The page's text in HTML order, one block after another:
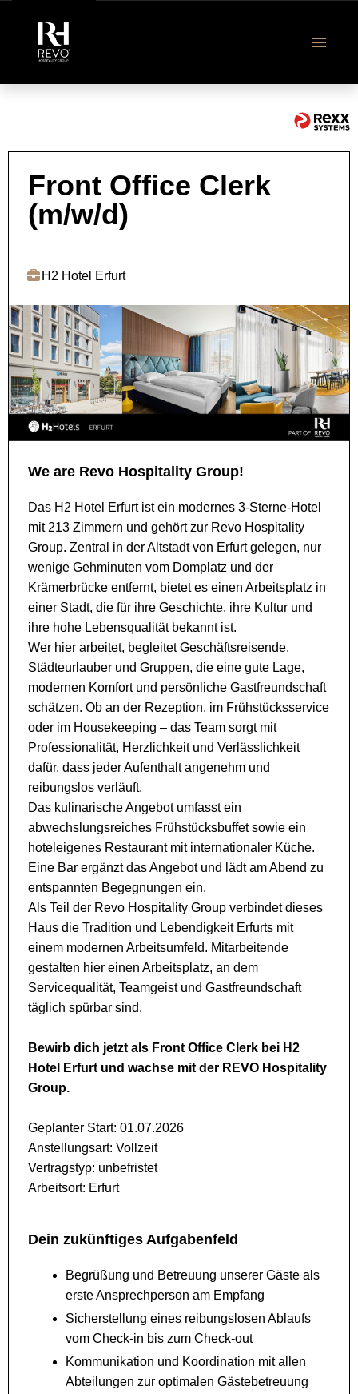
Revo Jobangebote
Ausbildung & Studium
FAQ
Front Office Clerk
(m/w/d)
H2 Hotel Erfurt
We are Revo Hospitality Group!
Das H2 Hotel Erfurt ist ein modernes 3-Sterne-Hotel
mit 213 Zimmern und gehört zur Revo Hospitality
Group. Zentral in der Altstadt von Erfurt gelegen, nur
wenige Gehminuten vom Domplatz und der
Krämerbrücke entfernt, bietet es einen Arbeitsplatz in
einer Stadt, die für ihre Geschichte, ihre Kultur und
ihre hohe Lebensqualität bekannt ist.
Wer hier arbeitet, begleitet Geschäftsreisende,
Städteurlauber und Gruppen, die eine gute Lage,
modernen Komfort und persönliche Gastfreundschaft
schätzen. Ob an der Rezeption, im Frühstücksservice
oder im Housekeeping – das Team sorgt mit
Professionalität, Herzlichkeit und Verlässlichkeit
dafür, dass jeder Aufenthalt angenehm und
reibungslos verläuft.
Das kulinarische Angebot umfasst ein
abwechslungsreiches Frühstücksbuffet sowie ein
hoteleigenes Restaurant mit internationaler Küche.
Eine Bar ergänzt das Angebot und lädt am Abend zu
entspannten Begegnungen ein.
Als Teil der Revo Hospitality Group verbindet dieses
Haus die Tradition und Lebendigkeit Erfurts mit
einem modernen Arbeitsumfeld. Mitarbeitende
gestalten hier einen Arbeitsplatz, an dem
Servicequalität, Teamgeist und Gastfreundschaft
täglich spürbar sind.
Bewirb dich jetzt als Front Office Clerk bei H2
Hotel Erfurt und wachse mit der REVO Hospitality
Group.
Geplanter Start: 01.07.2026
Anstellungsart: Vollzeit
Vertragstyp: unbefristet
Arbeitsort: Erfurt
Dein zukünftiges Aufgabenfeld
Begrüßung und Betreuung unserer Gäste als
erste Ansprechperson am Empfang
Sicherstellung eines reibungslosen Ablaufs
vom Check-in bis zum Check-out
Kommunikation und Koordination mit allen
Abteilungen zur optimalen Gästebetreuung